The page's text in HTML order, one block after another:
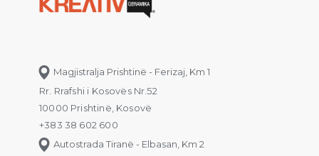
Magjistralja Prishtinë - Ferizaj, Km 1
Rr. Rrafshi i Kosovës Nr.52
10000 Prishtinë, Kosovë
+383 38 602 600
Autostrada Tiranë - Elbasan, Km 2